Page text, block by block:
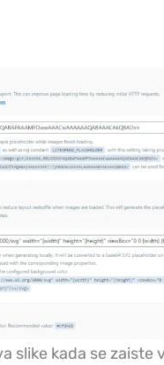
slike kada se zaiste